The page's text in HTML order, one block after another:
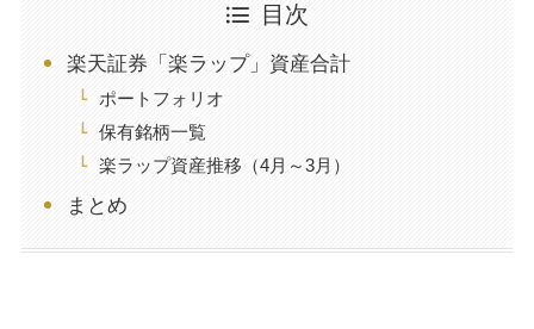
目次
楽天証券「楽ラップ」資産合計
ポートフォリオ
保有銘柄一覧
楽ラップ資産推移（4月～3月）
まとめ